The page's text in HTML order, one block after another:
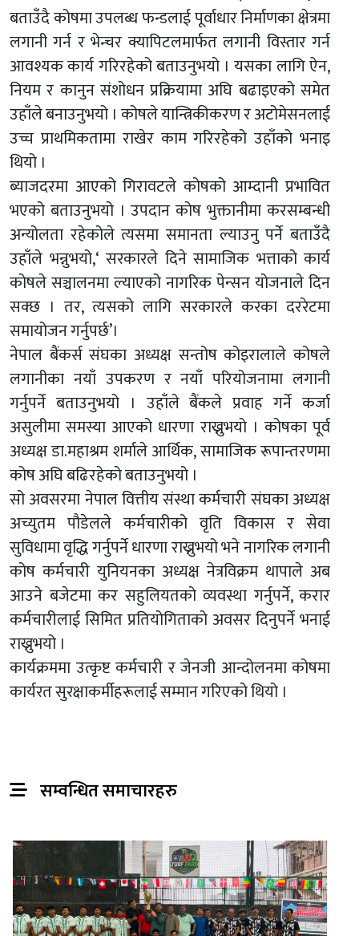
बताउँदै कोषमा उपलब्ध फन्डलाई पूर्वाधार निर्माणका क्षेत्रमा
लगानी गर्न र भेन्चर क्यापिटलमार्फत लगानी विस्तार गर्न
आवश्यक कार्य गरिरहेको बताउनुभयो । यसका लागि ऐन,
नियम र कानुन संशोधन प्रक्रियामा अघि बढाइएको समेत
उहाँले बनाउनुभयो । कोषले यान्त्रिकीकरण र अटोमेसनलाई
उच्च प्राथमिकतामा राखेर काम गरिरहेको उहाँको भनाइ
थियो ।
ब्याजदरमा आएको गिरावटले कोषको आम्दानी प्रभावित
भएको बताउनुभयो । उपदान कोष भुक्तानीमा करसम्बन्धी
अन्योलता रहेकोले त्यसमा समानता ल्याउनु पर्ने बताउँदै
उहाँले भन्नुभयो,‘ सरकारले दिने सामाजिक भत्ताको कार्य
कोषले सञ्चालनमा ल्याएको नागरिक पेन्सन योजनाले दिन
सक्छ । तर, त्यसको लागि सरकारले करका दररेटमा
समायोजन गर्नुपर्छ’।
नेपाल बैंकर्स संघका अध्यक्ष सन्तोष कोइरालाले कोषले
लगानीका नयाँ उपकरण र नयाँ परियोजनामा लगानी
गर्नुपर्ने बताउनुभयो । उहाँले बैंकले प्रवाह गर्ने कर्जा
असुलीमा समस्या आएको धारणा राख्नुभयो । कोषका पूर्व
अध्यक्ष डा.महाश्रम शर्माले आर्थिक, सामाजिक रूपान्तरणमा
कोष अघि बढिरहेको बताउनुभयो ।
सो अवसरमा नेपाल वित्तीय संस्था कर्मचारी संघका अध्यक्ष
अच्युतम पौडेलले कर्मचारीको वृति विकास र सेवा
सुविधामा वृद्धि गर्नुपर्ने धारणा राख्नुभयो भने नागरिक लगानी
कोष कर्मचारी युनियनका अध्यक्ष नेत्रविक्रम थापाले अब
आउने बजेटमा कर सहुलियतको व्यवस्था गर्नुपर्ने, करार
कर्मचारीलाई सिमित प्रतियोगिताको अवसर दिनुपर्ने भनाई
राख्नुभयो ।
कार्यक्रममा उत्कृष्ट कर्मचारी र जेनजी आन्दोलनमा कोषमा
कार्यरत सुरक्षाकर्मीहरूलाई सम्मान गरिएको थियो ।
सम्वन्धित समाचारहरु